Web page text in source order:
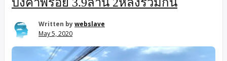
บึงคำพร้อย 3.9ล้าน 2หลังรวมกัน
Written bywebslave
May 5, 2020